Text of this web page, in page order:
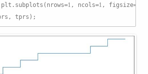
1 , ncols=1 , figsize=(
tprs);